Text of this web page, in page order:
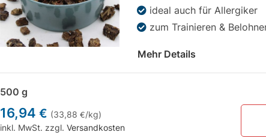
ideal auch für Allergiker
zum Trainieren &
Mehr Details
500 g
16,94€ (33,88€/kg)
inkl. MwSt. zzgl.Versandkosten